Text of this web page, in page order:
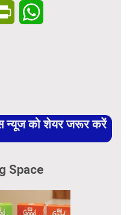
PrintFriendly
न्यूज को शेयर जरूर करें
Space